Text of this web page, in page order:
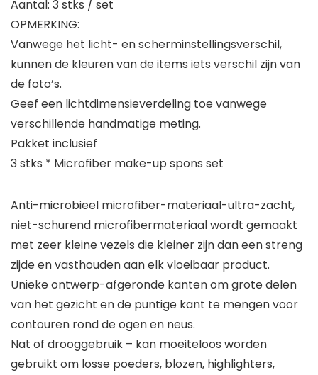
Aantal: 3 stks / set
OPMERKING:
Vanwege het licht- en scherminstellingsverschil,
kunnen de kleuren van de items iets verschil zijn van
de foto’s.
Geef een lichtdimensieverdeling toe vanwege
verschillende handmatige meting.
Pakket inclusief
3 stks * Microfiber make-up spons set
Anti-microbieel microfiber-materiaal-ultra-zacht,
niet-schurend microfibermateriaal wordt gemaakt
met zeer kleine vezels die kleiner zijn dan een streng
zijde en vasthouden aan elk vloeibaar product.
Unieke ontwerp-afgeronde kanten om grote delen
van het gezicht en de puntige kant te mengen voor
contouren rond de ogen en neus.
Nat of drooggebruik – kan moeiteloos worden
gebruikt om losse poeders, blozen, highlighters,